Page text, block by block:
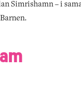
Simrishamn – i